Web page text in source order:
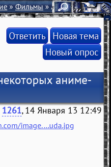
»Фильмы» Аниме
Ответить Новая тема
Новый опрос
аниме-
1261, 14 Января 13 12:49
image....uda.jpg